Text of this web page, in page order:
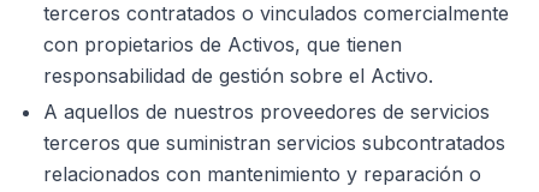
terceros contratados o vinculados comercialmente
con propietarios de Activos, que tienen
responsabilidad de gestión sobre el Activo.
A aquellos de nuestros proveedores de servicios
terceros que suministran servicios subcontratados
relacionados con mantenimiento y reparación o